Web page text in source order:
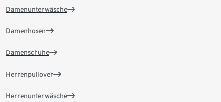
Damenunterwäsche
Damenhosen
Damenschuhe
Herrenpullover
Herrenunterwäsche